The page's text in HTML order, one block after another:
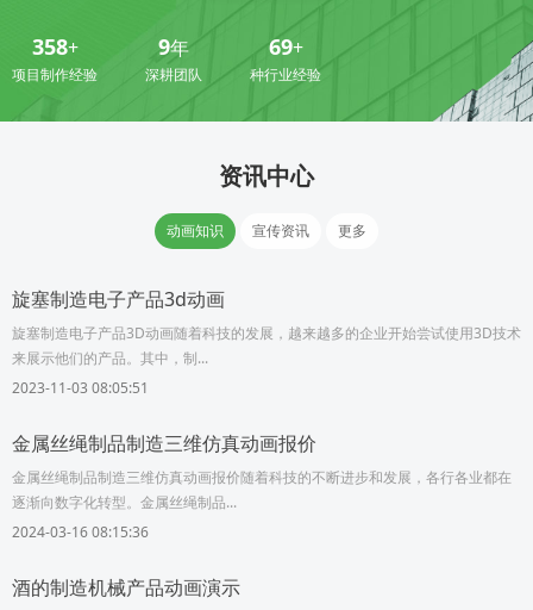
358+
项目制作经验
9年
深耕团队
69+
种行业经验
资讯中心
动画知识 宣传资讯 更多
旋塞制造电子产品3d动画
旋塞制造电子产品3D动画随着科技的发展，越来越多的企业开始尝试使用3D技术
来展示他们的产品。其中，制...
2023-11-03 08:05:51
金属丝绳制品制造三维仿真动画报价
金属丝绳制品制造三维仿真动画报价随着科技的不断进步和发展，各行各业都在
逐渐向数字化转型。金属丝绳制品...
2024-03-16 08:15:36
酒的制造机械产品动画演示